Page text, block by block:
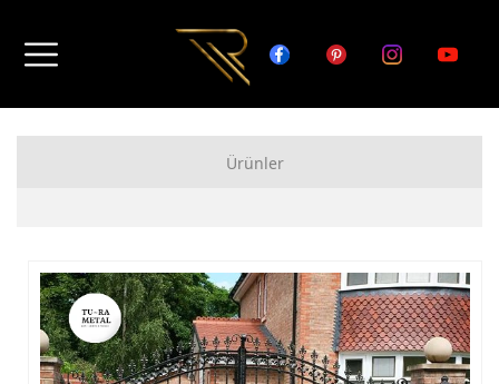
Ürünler
FERFORJE GARAJ KAPISI MODELLERİ
FERFORJE DUVAR ÜSTÜ KORKULUK MODELLERİ